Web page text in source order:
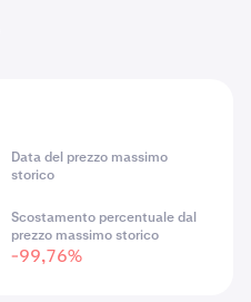
Data del prezzo massimo
storico
Scostamento percentuale dal
prezzo massimo storico
-99,76%